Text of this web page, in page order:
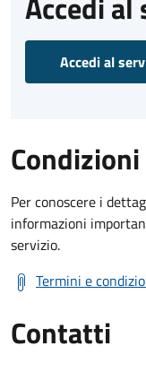
Accedi al
Per conoscere i
informazioni
servizio.
Termini e
Contatti